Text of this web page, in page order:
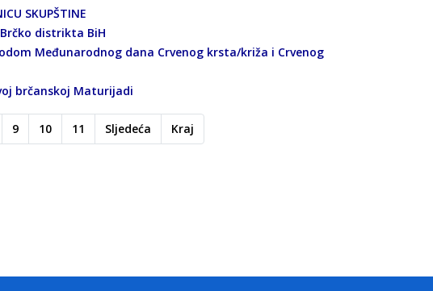
SKUPŠTINE
distrikta BiH
Međunarodnog dana Crvenog krsta/križa i Crvenog
brčanskoj Maturijadi
9 10 11 Sljedeća Kraj